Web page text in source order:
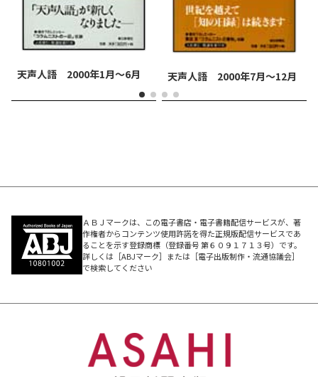
天声人語 2000年1月～6月 天声人語 2000年7月～12月
ＡＢＪマークは、この電子書店・電子書籍配信サービスが、著
作権者からコンテンツ使用許諾を得た正規版配信サービスであ
ることを示す登録商標（登録番号 第６０９１７１３号）です。
詳しくは［ABJマーク］または［電子出版制作・流通協議会］
で検索してください